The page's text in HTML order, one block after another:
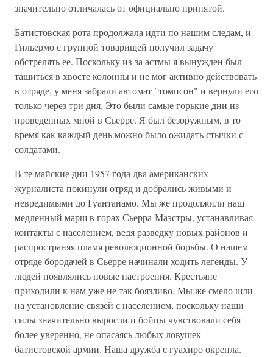
значительно отличалась от официально принятой.
Батистовская рота продолжала идти по нашим следам, и
Гильермо с группой товарищей получил задачу
обстрелять ее. Поскольку из-за астмы я вынужден был
тащиться в хвосте колонны и не мог активно действовать
в отряде, у меня забрали автомат "томпсон" и вернули его
только через три дня. Это были самые горькие дни из
проведенных мной в Сьерре. Я был безоружным, в то
время как каждый день можно было ожидать стычки с
солдатами.
В те майские дни 1957 года два американских
журналиста покинули отряд и добрались живыми и
невредимыми до Гуантанамо. Мы же продолжили наш
медленный марш в горах Сьерра-Маэстры, устанавливая
контакты с населением, ведя разведку новых районов и
распространяя пламя революционной борьбы. О нашем
отряде бородачей в Сьерре начинали ходить легенды. У
людей появлялись новые настроения. Крестьяне
приходили к нам уже не так боязливо. Мы же смело шли
на установление связей с населением, поскольку наши
силы значительно выросли и бойцы чувствовали себя
более уверенно, не опасаясь любых ловушек
батистовской армии. Наша дружба с гуахиро окрепла.